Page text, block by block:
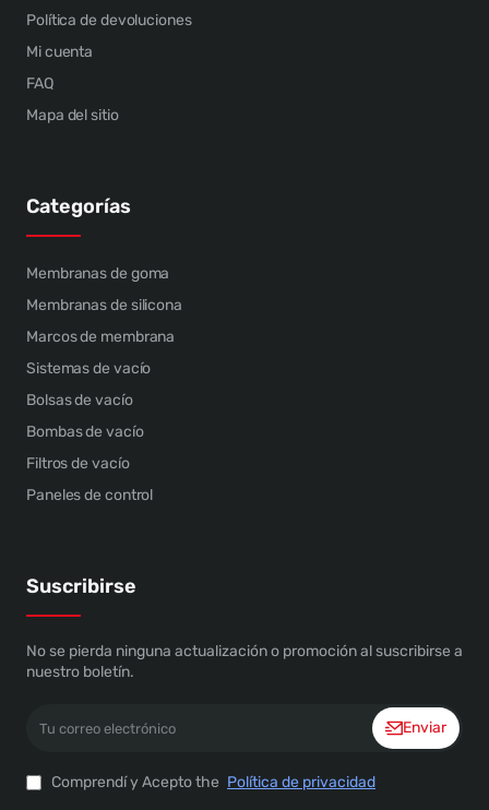
Política de devoluciones
Mi cuenta
FAQ
Mapa del sitio
Categorías
Membranas de goma
Membranas de silicona
Marcos de membrana
Sistemas de vacío
Bolsas de vacío
Bombas de vacío
Filtros de vacío
Paneles de control
Suscribirse
No se pierda ninguna actualización o promoción al suscribirse a
nuestro boletín.
correo
Enviar
Comprendí y Acepto the Política de privacidad